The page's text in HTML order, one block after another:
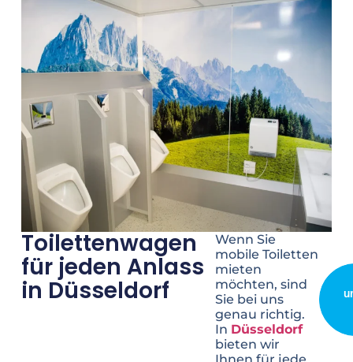
Toilettenwagen
für jeden Anlass
in Düsseldorf
Wenn Sie
mobile Toiletten
mieten
möchten, sind
Sie bei uns
genau richtig.
In Düsseldorf
bieten wir